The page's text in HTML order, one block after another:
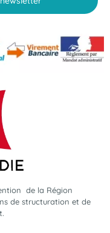
de la Région
de structuration et de